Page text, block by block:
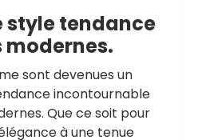
style tendance
modernes.
sont devenues un
incontournable
Que ce soit pour
à une tenue